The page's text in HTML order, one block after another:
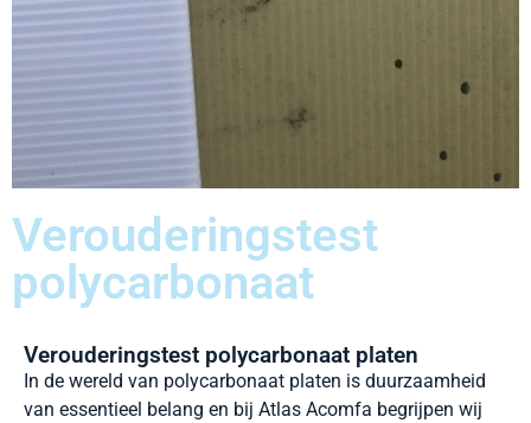
Verouderingstest
polycarbonaat
Verouderingstest polycarbonaat platen
In de wereld van polycarbonaat platen is duurzaamheid
van essentieel belang en bij Atlas Acomfa begrijpen wij